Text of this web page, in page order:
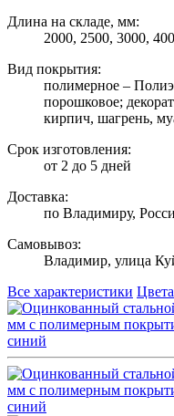
Длина на складе, мм:
2000, 2500, 3000,
Вид покрытия:
полимерное –
порошковое;
кирпич, шагрень,
Срок изготовления:
от 2 до 5 дней
Доставка:
по Владимиру,
Самовывоз:
Владимир, улица
Все характеристики Цвета